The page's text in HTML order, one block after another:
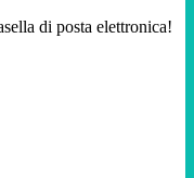
di posta elettronica!